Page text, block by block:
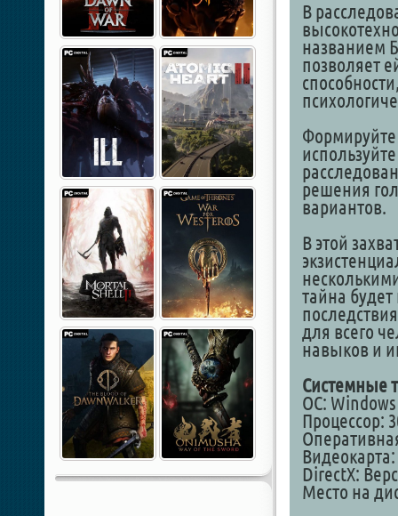
В
названием
позволяет
решения
вариантов.
В этой
тайна
для всего
навыков и
Системные
ОС: Windows
Процессор:
DirectX:
Место на